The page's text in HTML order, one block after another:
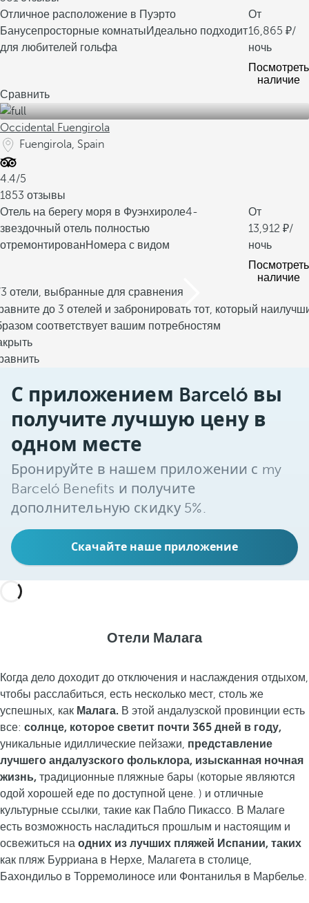
Отличное расположение в Пуэрто
Банусепросторные комнатыИдеально подходит
для любителей гольфа
От
16,865
/
ночь
Посмотреть
наличие
Сравнить
Occidental Fuengirola
Fuengirola, Spain
4.4/5
1853 отзывы
Отель на берегу моря в Фуэнхироле4-
звездочный отель полностью
отремонтированНомера с видом
От
13,912
/
ночь
Посмотреть
наличие
отели, выбранные для сравнения
до 3 отелей и забронировать тот, который
соответствует вашим потребностям
С приложением Barceló вы
получите лучшую цену в
одном месте
Бронируйте в нашем приложении с my
Barceló Benefits и получите
дополнительную скидку 5%.
Скачайте наше приложение
Отели Малага
Когда дело доходит до отключения и наслаждения отдыхом,
чтобы расслабиться, есть несколько мест, столь же
успешных, как Малага. В этой андалузской провинции есть
все: солнце, которое светит почти 365 дней в году,
уникальные идиллические пейзажи, представление
лучшего андалузского фольклора, изысканная ночная
жизнь, традиционные пляжные бары (которые являются
одой хорошей еде по доступной цене. ) и отличные
культурные ссылки, такие как Пабло Пикассо. В Малаге
есть возможность насладиться прошлым и настоящим и
освежиться на одних из лучших пляжей Испании, таких
как пляж Бурриана в Нерхе, Малагета в столице,
Бахондильо в Торремолиносе или Фонтанилья в Марбелье.